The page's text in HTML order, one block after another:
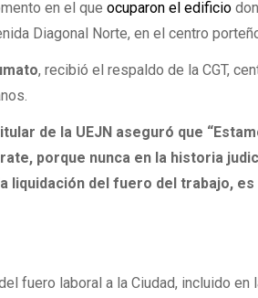
en el queocuparon el edificio
Diagonal Norte, en el centro
, recibió el respaldo de la CGT,
de la UEJN aseguró que
porque nunca en la historia
liquidación del fuero del trabajo,
fuero laboral a la Ciudad, incluido en